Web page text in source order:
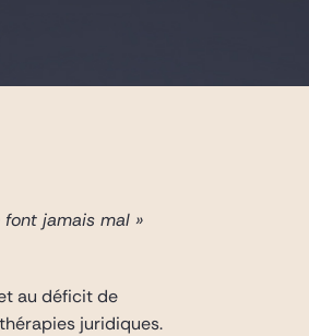
jamais mal »
au déficit de
juridiques.